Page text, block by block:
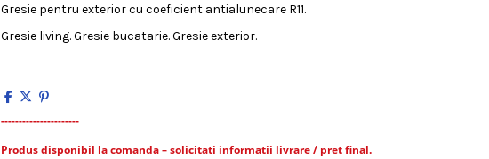
Gresie pentru exterior cu coeficient antialunecare R11.
Gresie living. Gresie bucatarie. Gresie exterior.
----------------------
Produs disponibil la comanda – solicitati informatii livrare / pret final.